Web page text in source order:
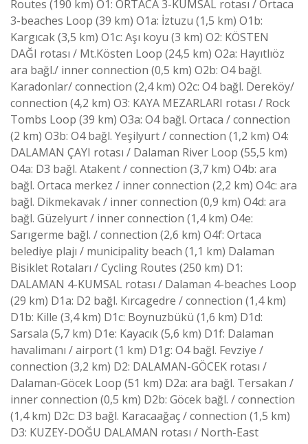
Routes (190 km) O1: ORTACA 3-KUMSAL rotası / Ortaca
3-beaches Loop (39 km) O1a: İztuzu (1,5 km) O1b:
Kargıcak (3,5 km) O1c: Aşı koyu (3 km) O2: KÖSTEN
DAĞI rotası / Mt.Kösten Loop (24,5 km) O2a: Hayıtlıöz
ara bağl./ inner connection (0,5 km) O2b: O4 bağl.
Karadonlar/ connection (2,4 km) O2c: O4 bağl. Dereköy/
connection (4,2 km) O3: KAYA MEZARLARI rotası / Rock
Tombs Loop (39 km) O3a: O4 bağl. Ortaca / connection
(2 km) O3b: O4 bağl. Yeşilyurt / connection (1,2 km) O4:
DALAMAN ÇAYI rotası / Dalaman River Loop (55,5 km)
O4a: D3 bağl. Atakent / connection (3,7 km) O4b: ara
bağl. Ortaca merkez / inner connection (2,2 km) O4c: ara
bağl. Dikmekavak / inner connection (0,9 km) O4d: ara
bağl. Güzelyurt / inner connection (1,4 km) O4e:
Sarıgerme bağl. / connection (2,6 km) O4f: Ortaca
belediye plajı / municipality beach (1,1 km) Dalaman
Bisiklet Rotaları / Cycling Routes (250 km) D1:
DALAMAN 4-KUMSAL rotası / Dalaman 4-beaches Loop
(29 km) D1a: D2 bağl. Kırcagedre / connection (1,4 km)
D1b: Kille (3,4 km) D1c: Boynuzbükü (1,6 km) D1d:
Sarsala (5,7 km) D1e: Kayacık (5,6 km) D1f: Dalaman
havalimanı / airport (1 km) D1g: O4 bağl. Fevziye /
connection (3,2 km) D2: DALAMAN-GÖCEK rotası /
Dalaman-Göcek Loop (51 km) D2a: ara bağl. Tersakan /
inner connection (0,5 km) D2b: Göcek bağl. / connection
(1,4 km) D2c: D3 bağl. Karacaağaç / connection (1,5 km)
D3: KUZEY-DOĞU DALAMAN rotası / North-East